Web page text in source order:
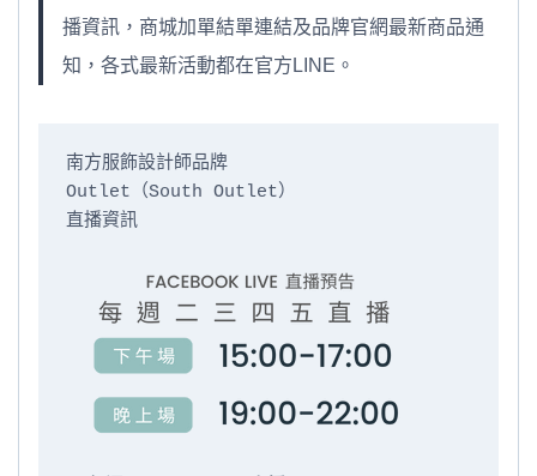
播資訊，商城加單結單連結及品牌官網最新商品通
知，各式最新活動都在官方LINE。
南方服飾設計師品牌
Outlet（South Outlet）
直播資訊